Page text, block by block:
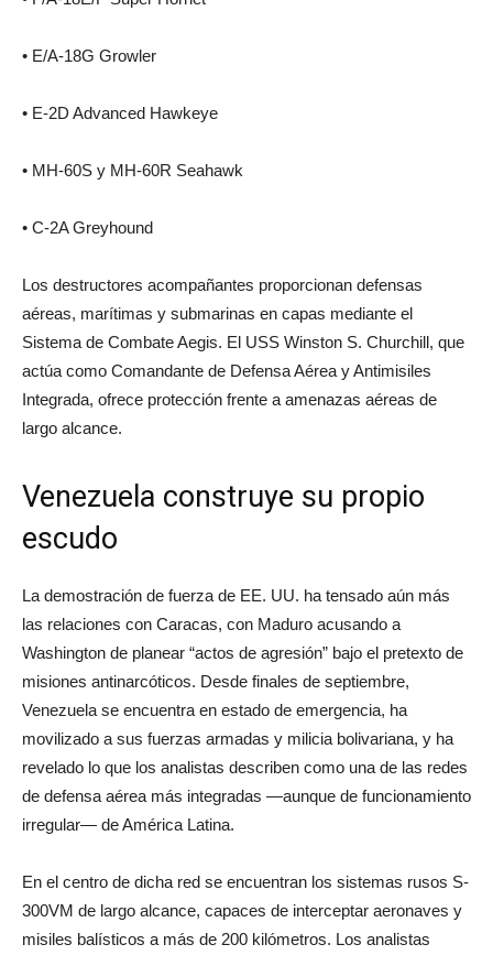
• E/A-18G Growler
• E-2D Advanced Hawkeye
• MH-60S y MH-60R Seahawk
• C-2A Greyhound
Los destructores acompañantes proporcionan defensas
aéreas, marítimas y submarinas en capas mediante el
Sistema de Combate Aegis. El USS Winston S. Churchill, que
actúa como Comandante de Defensa Aérea y Antimisiles
Integrada, ofrece protección frente a amenazas aéreas de
largo alcance.
Venezuela construye su propio
escudo
La demostración de fuerza de EE. UU. ha tensado aún más
las relaciones con Caracas, con Maduro acusando a
Washington de planear “actos de agresión” bajo el pretexto de
misiones antinarcóticos. Desde finales de septiembre,
Venezuela se encuentra en estado de emergencia, ha
movilizado a sus fuerzas armadas y milicia bolivariana, y ha
revelado lo que los analistas describen como una de las redes
de defensa aérea más integradas —aunque de funcionamiento
irregular— de América Latina.
En el centro de dicha red se encuentran los sistemas rusos S-
300VM de largo alcance, capaces de interceptar aeronaves y
misiles balísticos a más de 200 kilómetros. Los analistas